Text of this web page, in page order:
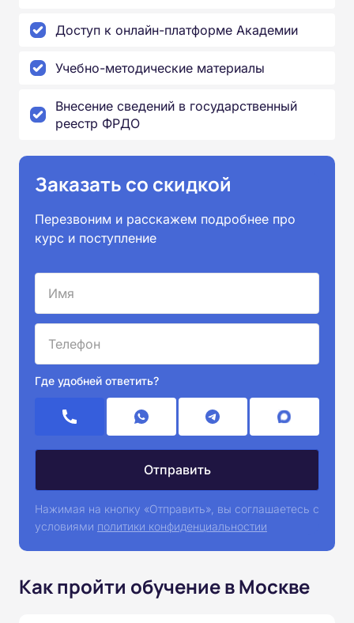
Доступ к онлайн-платформе Академии
Учебно-методические материалы
Внесение сведений в государственный
реестр ФРДО
Заказать со скидкой
Перезвоним и расскажем подробнее про
курс и поступление
Где удобней ответить?
Нажимая на кнопку «Отправить», вы соглашаетесь с
условиями политики конфиденциальностии
Как пройти обучение в Москве